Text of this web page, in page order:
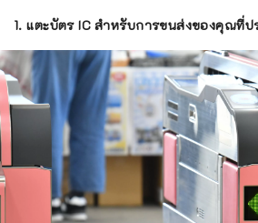
1. แตะบัตร IC สำหรับการขนส่งของคุณที่ป